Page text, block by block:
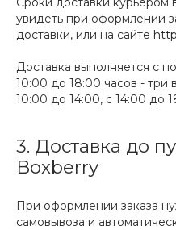
увидеть при оформлении
доставки, или на сайте
Доставка выполняется с
10:00 до 18:00 часов - три
10:00 до 14:00, с 14:00 до
3. Доставка до
Boxberry
При оформлении заказа
самовывоза и